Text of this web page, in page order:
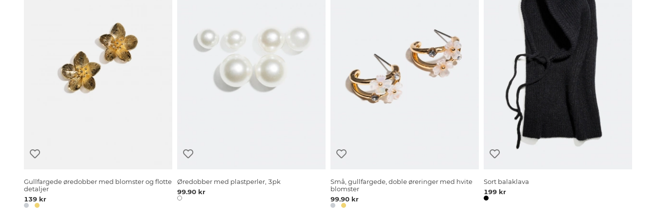
Gullfargede øredobber med blomster og flotte
detaljer
139 kr
Øredobber med plastperler, 3pk
99.90 kr
Små, gullfargede, doble øreringer med hvite
blomster
99.90 kr
Sort balaklava
199 kr